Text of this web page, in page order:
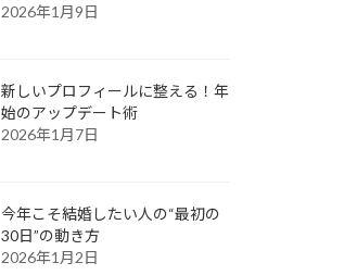
2026年1月9日
新しいプロフィールに整える！年
始のアップデート術
2026年1月7日
今年こそ結婚したい人の“最初の
30日”の動き方
2026年1月2日